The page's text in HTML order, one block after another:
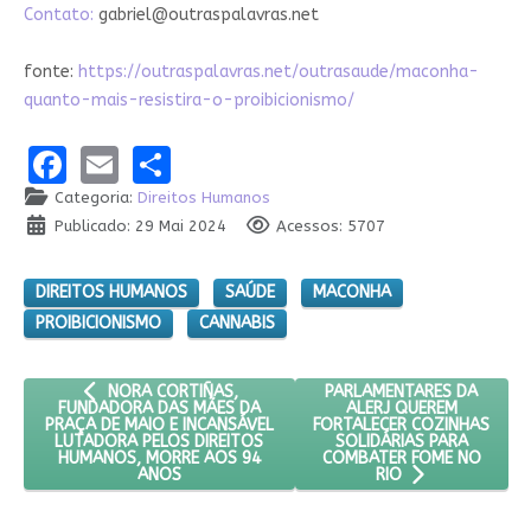
Contato: gabriel@outraspalavras.net
fonte: https://outraspalavras.net/outrasaude/maconha-
quanto-mais-resistira-o-proibicionismo/
Facebook
EmailShare
Categoria: Direitos Humanos
Publicado: 29 Mai 2024
Acessos: 5707
DIREITOS HUMANOS SAÚDE
MACONHA
PROIBICIONISMO
CANNABIS
ARTIGO ANTERIOR: NORA CORTIÑAS, FUNDADORA DAS
NORA CORTIÑAS,
FUNDADORA DAS MÃES DA
PRAÇA DE MAIO E INCANSÁVEL
LUTADORA PELOS DIREITOS
HUMANOS, MORRE AOS 94
ANOS
PRÓXIMO ARTIGO:
PARLAMENTARES DA
ALERJ QUEREM
FORTALECER COZINHAS
SOLIDÁRIAS PARA
COMBATER FOME NO
RIO